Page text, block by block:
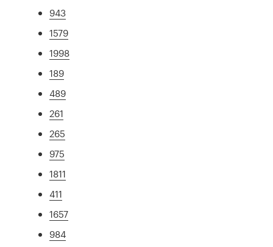
943
1579
1998
189
489
261
265
975
1811
411
1657
984